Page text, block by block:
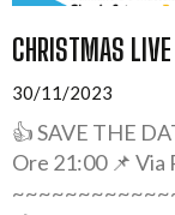
CHRISTMAS
30/11/2023
👍 SAVE THE
Ore 21:00 📌 Via